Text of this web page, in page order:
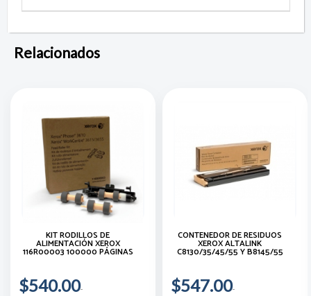
Relacionados
KIT RODILLOS DE
ALIMENTACIÓN XEROX
116R00003 100000 PÁGINAS
$540.00
CONTENEDOR DE RESIDUOS
XEROX ALTALINK
C8130/35/45/55 Y B8145/55
$547.00